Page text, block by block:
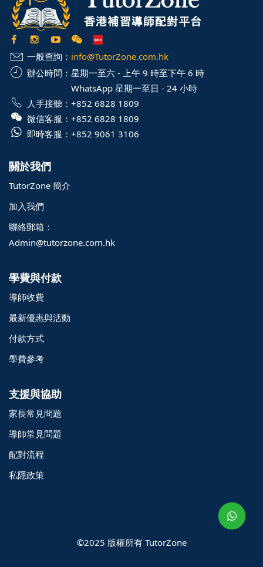
一般查詢： info@TutorZone.com.hk
辦公時間： 星期一至六 - 上午 9 時至下午 6 時
WhatsApp 星期一至日 - 24 小時
人手接聽： +852 6828 1809
微信客服： +852 6828 1809
即時客服： +852 9061 3106
關於我們
TutorZone 簡介
加入我們
聯絡郵箱：
Admin@tutorzone.com.hk
學費與付款
導師收費
最新優惠與活動
付款方式
學費參考
支援與協助
家長常見問題
導師常見問題
配對流程
私隱政策
©2025 版權所有 TutorZone